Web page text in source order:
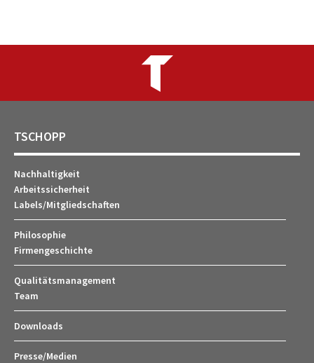
TSCHOPP
Nachhaltigkeit
Arbeitssicherheit
Labels/Mitgliedschaften
Philosophie
Firmengeschichte
Qualitätsmanagement
Team
Downloads
Presse/Medien